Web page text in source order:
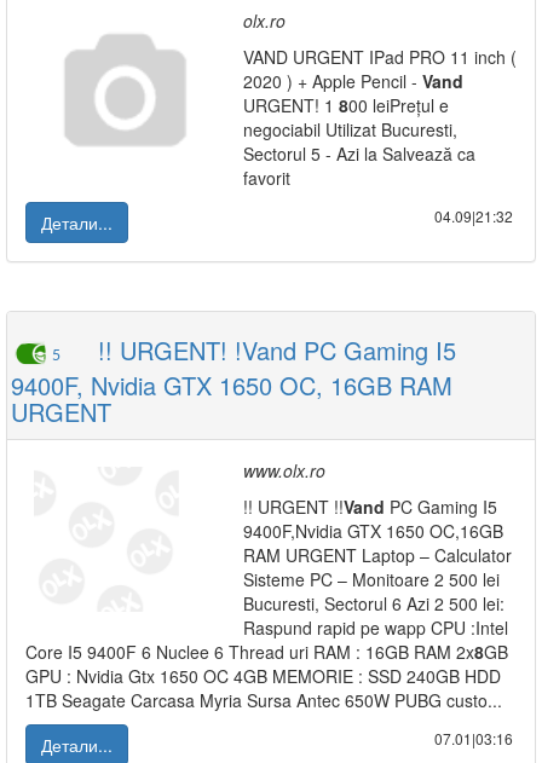
olx.ro
VAND URGENT IPad PRO 11 inch (
2020 ) + Apple Pencil - Vand
URGENT! 1 800 leiPrețul e
negociabil Utilizat Bucuresti,
Sectorul 5 - Azi la Salvează ca
favorit
Детали...
04.09|21:32
5
!! URGENT! !Vand PC Gaming I5
9400F, Nvidia GTX 1650 OC, 16GB RAM
URGENT
www.olx.ro
!! URGENT !!Vand PC Gaming I5
9400F,Nvidia GTX 1650 OC,16GB
RAM URGENT Laptop – Calculator
Sisteme PC – Monitoare 2 500 lei
Bucuresti, Sectorul 6 Azi 2 500 lei:
Raspund rapid pe wapp CPU :Intel
Core I5 9400F 6 Nuclee 6 Thread uri RAM : 16GB RAM 2x8GB
GPU : Nvidia Gtx 1650 OC 4GB MEMORIE : SSD 240GB HDD
1TB Seagate Carcasa Myria Sursa Antec 650W PUBG custo...
Детали...
07.01|03:16